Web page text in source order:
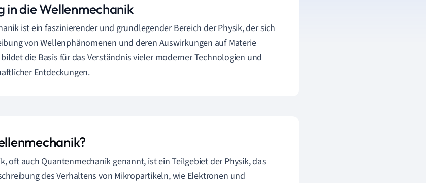
in die Wellenmechanik
ist ein faszinierender und grundlegender Bereich der Physik, der sich
von Wellenphänomenen und deren Auswirkungen auf Materie
die Basis für das Verständnis vieler moderner Technologien und
Entdeckungen.
oft auch Quantenmechanik genannt, ist ein Teilgebiet der Physik, das
des Verhaltens von Mikropartikeln, wie Elektronen und